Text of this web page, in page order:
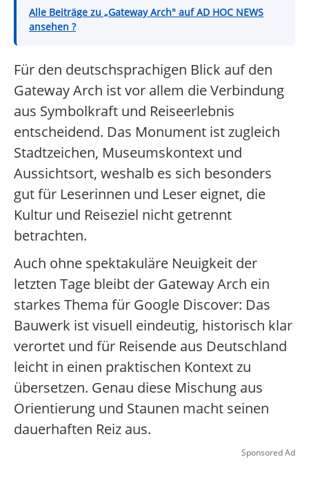
Alle Beiträge zu „Gateway Arch" auf AD HOC NEWS
ansehen ?
Für den deutschsprachigen Blick auf den
Gateway Arch ist vor allem die Verbindung
aus Symbolkraft und Reiseerlebnis
entscheidend. Das Monument ist zugleich
Stadtzeichen, Museumskontext und
Aussichtsort, weshalb es sich besonders
gut für Leserinnen und Leser eignet, die
Kultur und Reiseziel nicht getrennt
betrachten.
Auch ohne spektakuläre Neuigkeit der
letzten Tage bleibt der Gateway Arch ein
starkes Thema für Google Discover: Das
Bauwerk ist visuell eindeutig, historisch klar
verortet und für Reisende aus Deutschland
leicht in einen praktischen Kontext zu
übersetzen. Genau diese Mischung aus
Orientierung und Staunen macht seinen
dauerhaften Reiz aus.
Sponsored Ad